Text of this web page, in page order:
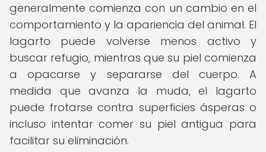
generalmente comienza con un cambio en el
comportamiento y la apariencia del animal. El
lagarto puede volverse menos activo y
buscar refugio, mientras que su piel comienza
a opacarse y separarse del cuerpo. A
medida que avanza la muda, el lagarto
puede frotarse contra superficies ásperas o
incluso intentar comer su piel antigua para
facilitar su eliminación.